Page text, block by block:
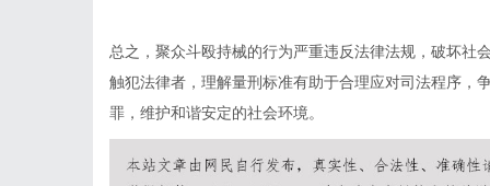
总之，聚众斗殴持械的行为严重违反法律法规，破坏社
触犯法律者，理解量刑标准有助于合理应对司法程序，
罪，维护和谐安定的社会环境。